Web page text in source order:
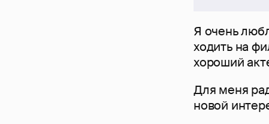
Я очень
ходить на
хороший
Для меня
новой